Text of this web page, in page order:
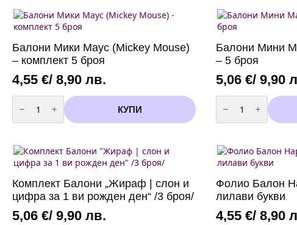
multiple
variants.
The
options
may
be
chosen
on
the
product
page
multiple
variants.
The
options
may
be
chosen
on
the
product
page
Балони Мики Маус (Mickey Mouse)
– комплект 5 броя
4,55 €/ 8,90 лв.
количество
за
Балони
Мики
Mouse)
-
комплект
броя
КУПИ
Балони Мини
– 5 броя
5,06€/ 9,90
количество
за
Балони
Мини
Mouse)
-
5
Комплект Балони „Жираф | слон и
цифра за 1 ви рожден ден“ /3 броя/
5,06 €/ 9,90 лв.
Фолио Балон
лилави букви
4,55€/ 8,90